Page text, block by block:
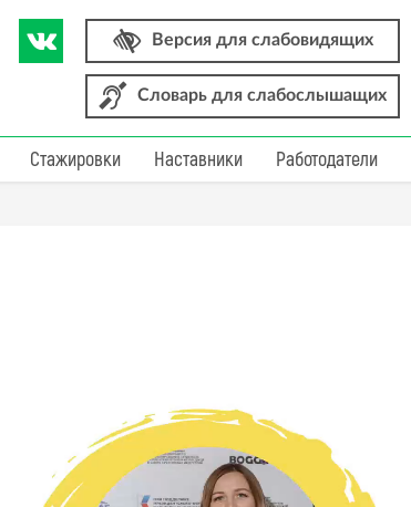
Версия для слабовидящих
Словарь для слабослышащих
Стажировки Наставники Работодатели